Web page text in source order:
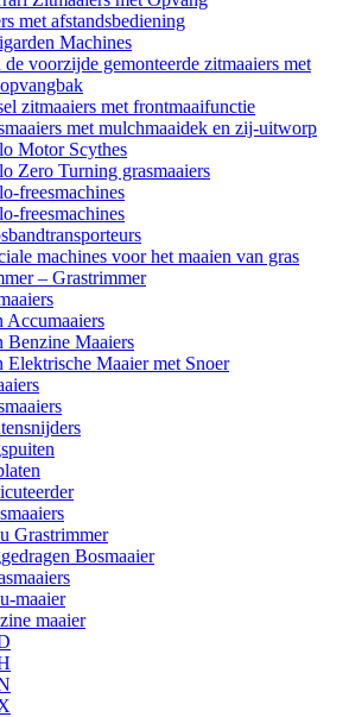
met afstandsbediening
Machines
de voorzijde gemonteerde zitmaaiers met
zitmaaiers met frontmaaifunctie
met mulchmaaidek en zij-uitworp
Motor Scythes
Zero Turning grasmaaiers
freesmachines
freesmachines
machines voor het maaien van gras
– Grastrimmer
Accumaaiers
Benzine Maaiers
Elektrische Maaier met Snoer
Grastrimmer
Bosmaaier
maaier
maaier